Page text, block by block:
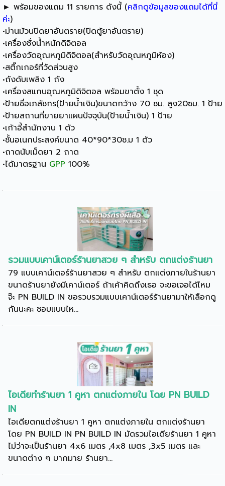
► พร้อมของแถม 11 รายการ ดังนี้ (คลิกดูข้อมูลของแถมได้ที่นี่
ค่ะ)
•ม่านม้วนปิดยาอันตราย(ปิดตู้ยาอันตราย)
•เครื่องชั่งน้ำหนักดิจิตอล
•เครื่องวัดอุณหภูมิดิจิตอล(สำหรับวัดอุณหภูมิห้อง)
•สติ๊กเกอร์ที่วัดส่วนสูง
•ถังดับเพลิง 1 ถัง
•เครื่องสแกนอุณหภูมิดิจิตอล พร้อมขาตั้ง 1 ชุด
•ป้ายชื่อเภสัชกร(ป้ายน้ำเงิน)ขนาดกว้าง 70 ซม. สูง20ซม. 1 ป้าย
•ป้ายสถานที่ขายยาแผนปัจจุบัน(ป้ายน้ำเงิน) 1 ป้าย
•เก้าอี้สำนักงาน 1 ตัว
•ชั้นอเนกประสงค์ขนาด 40*90*30ซ.ม 1 ตัว
•ถาดนับเม็ดยา 2 ถาด
•ได้มาตรฐาน GPP 100%
รวมแบบเคาน์เตอร์ร้านยาสวย ๆ สำหรับ ตกแต่งร้านยา
79 แบบเคาน์เตอร์ร้านยาสวย ๆ สำหรับ ตกแต่งภายในร้านยา
ขนาดร้านยายังมีเคาน์เตอร์ ถ้าเค้าคิดถึงเธอ จะขอเจอได้ไหม
จ๊ะ PN BUILD IN ขอรวบรวมแบบเคาน์เตอร์ร้านยามาให้เลือกดู
กันนะคะ ชอบแบบไห...
ไอเดียทำร้านยา 1 คูหา ตกแต่งภายใน โดย PN BUILD
IN
ไอเดียตกแต่งร้านยา 1 คูหา ตกแต่งภายใน ตกแต่งร้านยา
โดย PN BUILD IN PN BUILD IN มัดรวมไอเดียร้านยา 1 คูหา
ไม่ว่าจะเป็นร้านยา 4x6 เมตร ,4x8 เมตร ,3x5 เมตร และ
ขนาดต่าง ๆ มากมาย ร้านยา...